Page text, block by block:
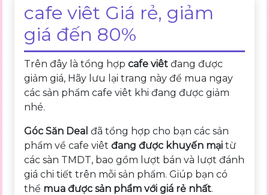
cafe viêt Giá rẻ, giảm
giá đến 80%
Trên đây là tổng hợpcafe viêt đang được
giảm giá, Hãy lưu lại trang này để mua ngay
các sản phẩm cafe viêt khi đang được giảm
nhé.
Góc Săn Deal đã tổng hợp cho bạn các sản
phẩm về cafe viêtđang được khuyến mại từ
các sàn TMDT, bao gồm lượt bán và lượt đánh
giá chi tiết trên mỗi sản phẩm. Giúp bạn có
thể mua được sản phẩm với giá rẻ nhất.